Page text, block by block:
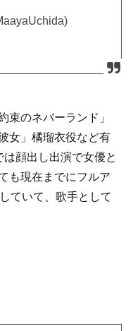
束のネバーランド」
女」橘瑠衣役など有
顔出し出演で女優と
も現在までにフルア
ていて、歌手として